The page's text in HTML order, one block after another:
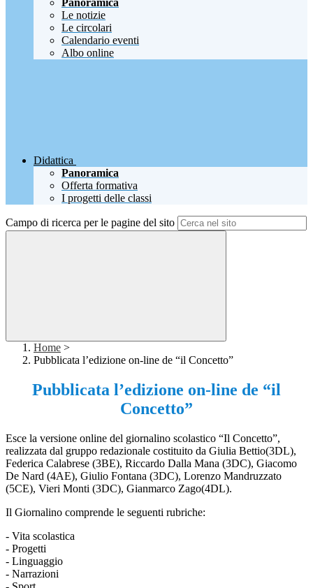
Panoramica
Le notizie
Le circolari
Calendario eventi
Albo online
Didattica
Panoramica
Offerta formativa
I progetti delle classi
Campo di ricerca per le pagine del sito
Home >
Pubblicata l’edizione on-line de “il Concetto”
Pubblicata l’edizione on-line de “il
Concetto”
Esce la versione online del giornalino scolastico “Il Concetto”,
realizzata dal gruppo redazionale costituito da Giulia Bettio(3DL),
Federica Calabrese (3BE), Riccardo Dalla Mana (3DC), Giacomo
De Nard (4AE), Giulio Fontana (3DC), Lorenzo Mandruzzato
(5CE), Vieri Monti (3DC), Gianmarco Zago(4DL).
Il Giornalino comprende le seguenti rubriche:
- Vita scolastica
- Progetti
- Linguaggio
- Narrazioni